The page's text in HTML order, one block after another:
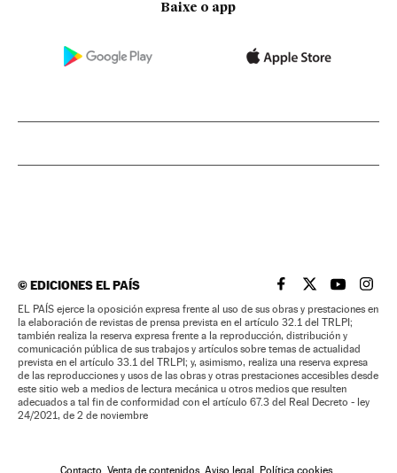
Baixe o app
©EDICIONES EL PAÍS EL PAÍS BRASIL EN
EL PAÍSEL PAÍS
EL
EL PAÍS ejerce la oposición expresa frente al uso de sus obras y prestaciones en
la elaboración de revistas de prensa prevista en el artículo 32.1 del TRLPI;
también realiza la reserva expresa frente a la reproducción, distribución y
comunicación pública de sus trabajos y artículos sobre temas de actualidad
prevista en el artículo 33.1 del TRLPI; y, asimismo, realiza una reserva expresa
de las reproducciones y usos de las obras y otras prestaciones accesibles desde
este sitio web a medios de lectura mecánica u otros medios que resulten
adecuados a tal fin de conformidad con el artículo 67.3 del Real Decreto - ley
24/2021, de 2 de noviembre
Contacto Venta de contenidos Aviso legal Política cookies